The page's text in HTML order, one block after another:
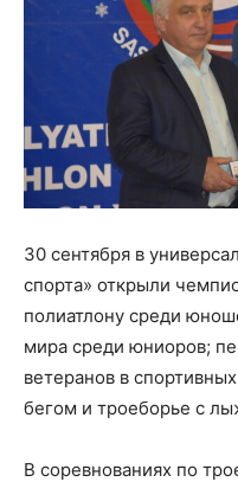
30 сентября в
спорта» открыли
полиатлону среди
мира среди юниоров;
ветеранов в
бегом и троеборье с
В соревнованиях по